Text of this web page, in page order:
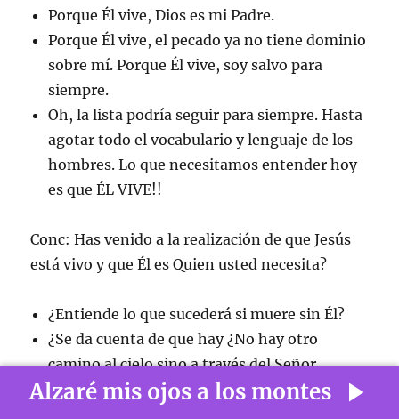
Porque Él vive, Dios es mi Padre.
Porque Él vive, el pecado ya no tiene dominio
sobre mí. Porque Él vive, soy salvo para
siempre.
Oh, la lista podría seguir para siempre. Hasta
agotar todo el vocabulario y lenguaje de los
hombres. Lo que necesitamos entender hoy
es que ÉL VIVE!!
Conc: Has venido a la realización de que Jesús
está vivo y que Él es Quien usted necesita?
¿Entiende lo que sucederá si muere sin Él?
¿Se da cuenta de que hay ¿No hay otro
camino al cielo sino a través del Señor
Jesucristo?
Alzaré mis ojos a los montes